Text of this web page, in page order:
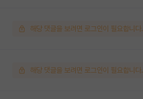
해당 댓글을 보려면 로그인이 필요합니다.
해당 댓글을 보려면 로그인이 필요합니다.